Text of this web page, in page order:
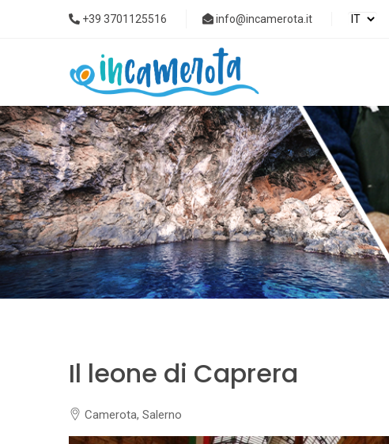
+39 3701125516 info@incamerota.it
Il leone di Caprera
Camerota, Salerno